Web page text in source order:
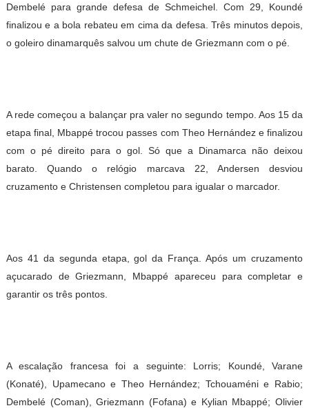
Dembelé para grande defesa de Schmeichel. Com 29, Koundé
finalizou e a bola rebateu em cima da defesa. Três minutos depois,
o goleiro dinamarquês salvou um chute de Griezmann com o pé.
A rede começou a balançar pra valer no segundo tempo. Aos 15 da
etapa final, Mbappé trocou passes com Theo Hernández e finalizou
com o pé direito para o gol. Só que a Dinamarca não deixou
barato. Quando o relógio marcava 22, Andersen desviou
cruzamento e Christensen completou para igualar o marcador.
Aos 41 da segunda etapa, gol da França. Após um cruzamento
açucarado de Griezmann, Mbappé apareceu para completar e
garantir os três pontos.
A escalação francesa foi a seguinte: Lorris; Koundé, Varane
(Konaté), Upamecano e Theo Hernández; Tchouaméni e Rabio;
Dembelé (Coman), Griezmann (Fofana) e Kylian Mbappé; Olivier